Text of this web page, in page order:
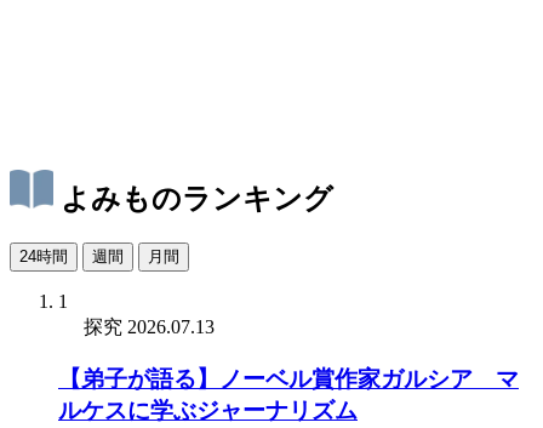
よみものランキング
24時間 週間 月間
1
探究 2026.07.13
【弟子が語る】ノーベル賞作家ガルシア゠マ
ルケスに学ぶジャーナリズム